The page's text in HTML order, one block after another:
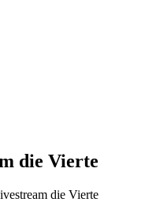
die Vierte
die Vierte